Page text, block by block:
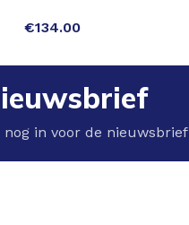
€134.00
in voor de nieuwsbrief